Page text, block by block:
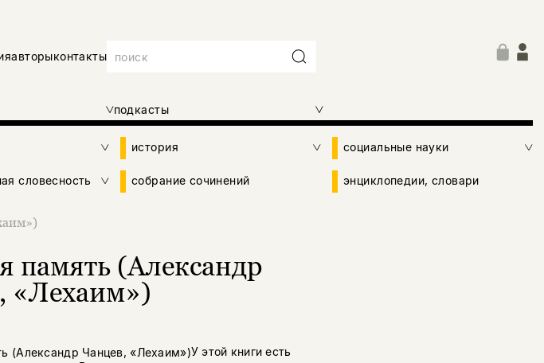
авторыконтакты
подкасты
история социальные науки
словесность собрание сочинений энциклопедии, словари
память (Александр
«Лехаим»)
У этой книги есть